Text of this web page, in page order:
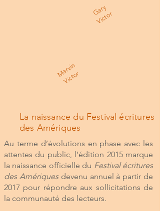
G
a
r
y
Vi
c
t
o
r
M
a
r
vi
n
Vi
c
t
o
r
La naissance du Festival écritures
des Amériques
Au terme d’évolutions en phase avec les
attentes du public, l’édition 2015 marque
la naissance officielle du Festival écritures
des Amériquesdevenu annuel à partir de
2017 pour répondre aux sollicitations de
la communauté des lecteurs.